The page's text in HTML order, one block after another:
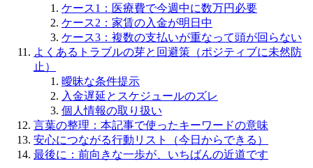
ケース1：医療費で今週中に数万円必要
ケース2：家賃の入金が明日中
ケース3：複数の支払いが重なって頭が回らない
よくあるトラブルの芽と回避策（ポジティブに未然防
止）
曖昧な条件提示
入金遅延とスケジュールのズレ
個人情報の取り扱い
言葉の整理：本記事で使ったキーワードの意味
安心につながる行動リスト（今日からできる）
最後に：前向きな一歩が、いちばんの近道です